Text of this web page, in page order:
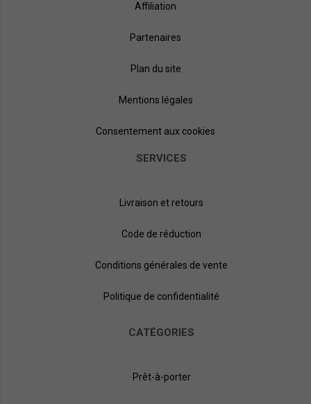
Affiliation
Partenaires
Plan du site
Mentions légales
Consentement aux cookies
SERVICES
Livraison et retours
Code de réduction
Conditions générales de vente
Politique de confidentialité
CATÉGORIES
Prêt-à-porter